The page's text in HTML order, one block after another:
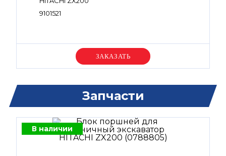
9101521
Уточняйте цену
Запчасти
В наличии